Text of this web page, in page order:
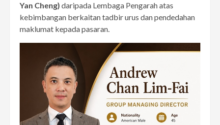
Yan Cheng) daripada Lembaga Pengarah atas
kebimbangan berkaitan tadbir urus dan pendedahan
maklumat kepada pasaran.